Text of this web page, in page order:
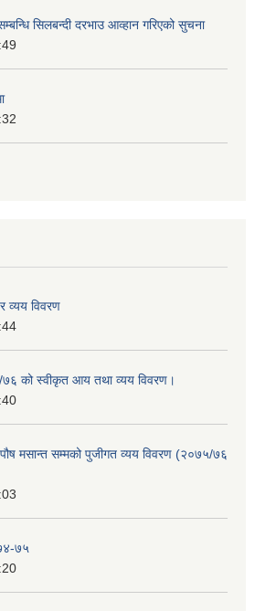
सिलबन्दी दरभाउ आव्हान गरिएको सुचना
विवरण
७६ को स्वीकृत आय तथा व्यय विवरण।
मसान्त सम्मको पुजीगत व्यय विवरण (२०७५/७६
७५